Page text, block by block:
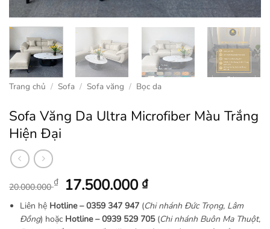
Trang chủ / Sofa / Sofa văng / Bọc da
Sofa Văng Da Ultra Microfiber Màu Trắng
Hiện Đại
20.000.000₫ Giá
gốc
là:
17.500.000 ₫Giá
hiện
tại
Liên hệ Hotline – 0359 347 947 (Chi nhánh Đức Trọng, Lâm
Đồng) hoặc Hotline – 0939 529 705(Chi nhánh Buôn Ma Thuột,